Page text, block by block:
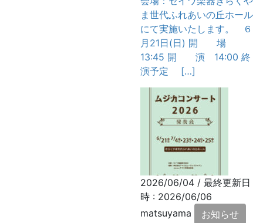
ま世代ふれあいの丘ホール
にて実施いたします。 ６
月21日(日) 開 場
13:45 開 演 14:00 終
演予定 […]
2026/06/04 / 最終更新日
時 : 2026/06/06
matsuyama
お知らせ